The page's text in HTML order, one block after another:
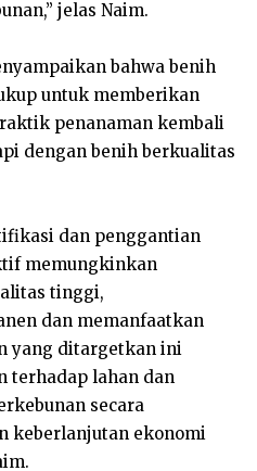
jelas Naim.
bahwa benih
untuk memberikan
penanaman kembali
dengan benih berkualitas
dan penggantian
memungkinkan
tinggi,
dan memanfaatkan
yang ditargetkan ini
terhadap lahan dan
secara
keberlanjutan ekonomi